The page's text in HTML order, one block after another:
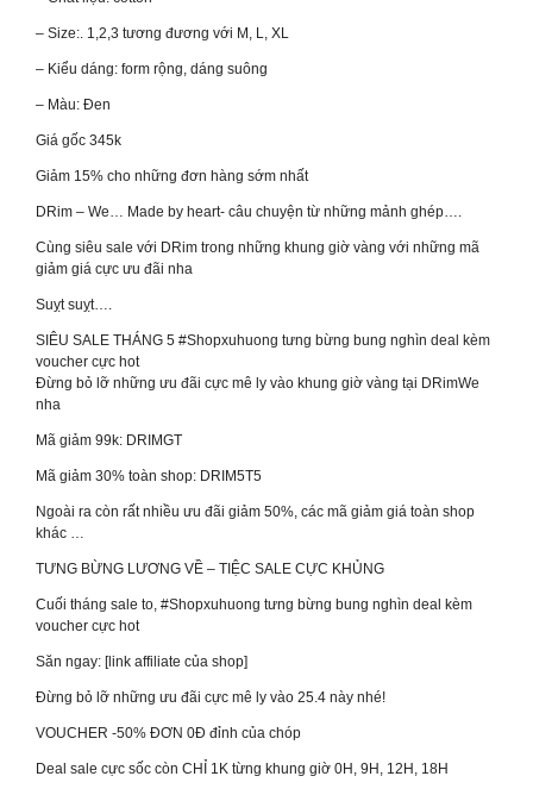
– Size:. 1,2,3 tương đương với M, L, XL
– Kiểu dáng: form rộng, dáng suông
– Màu: Đen
Giá gốc 345k
Giảm 15% cho những đơn hàng sớm nhất
DRim – We… Made by heart- câu chuyện từ những mảnh ghép….
Cùng siêu sale với DRim trong những khung giờ vàng với những mã
giảm giá cực ưu đãi nha
Suỵt suỵt….
SIÊU SALE THÁNG 5 #Shopxuhuong tưng bừng bung nghìn deal kèm
voucher cực hot
Đừng bỏ lỡ những ưu đãi cực mê ly vào khung giờ vàng tại DRimWe
nha
Mã giảm 99k: DRIMGT
Mã giảm 30% toàn shop: DRIM5T5
Ngoài ra còn rất nhiều ưu đãi giảm 50%, các mã giảm giá toàn shop
khác …
TƯNG BỪNG LƯƠNG VỀ – TIỆC SALE CỰC KHỦNG
Cuối tháng sale to, #Shopxuhuong tưng bừng bung nghìn deal kèm
voucher cực hot
Săn ngay: [link affiliate của shop]
Đừng bỏ lỡ những ưu đãi cực mê ly vào 25.4 này nhé!
VOUCHER -50% ĐƠN 0Đ đỉnh của chóp
Deal sale cực sốc còn CHỈ 1K từng khung giờ 0H, 9H, 12H, 18H